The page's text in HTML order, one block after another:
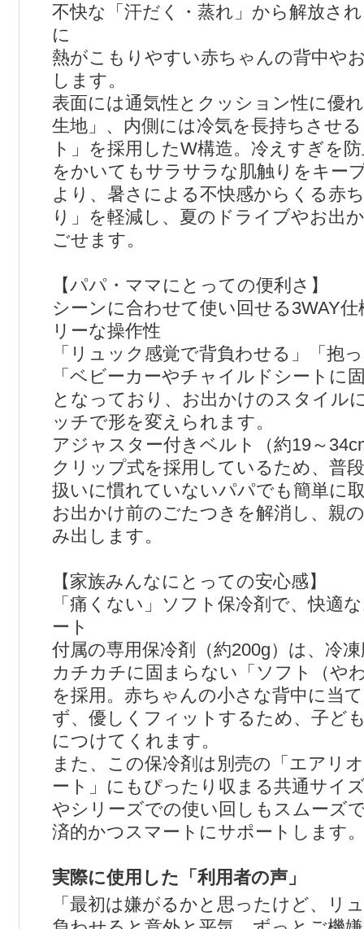
不快な「汗だく・蒸れ」から解放さ
に
熱がこもりやすい赤ちゃんの背中や
します。
表面には通気性とクッション性に優
生地」、内側には冷気を長持ちさせ
ト」を採用したW構造。冷えすぎを
をかいてもサラサラな肌触りをキー
より、暑さによる不快感からくる赤
り」を軽減し、夏のドライブやお出
ごせます。
【パパ・ママにとっての便利さ】
シーンに合わせて使い回せる3WAY
リーな操作性
「リュック感覚で背負わせる」「抱
「ベビーカーやチャイルドシートに
となっており、お出かけのスタイル
ッチで形を変えられます。
アジャスター付きベルト（約19～
クリップ式を採用しているため、普
扱いに慣れていないパパでも簡単に
お出かけ前のごたつきを解消し、親
み出します。
【家族みんなにとっての安心感】
「痛くない」ソフト保冷剤で、快適
ート
付属の専用保冷剤（約200g）は、冷
カチカチに固まらない「ソフト（や
を採用。赤ちゃんの小さな背中に当
ず、優しくフィットするため、子ど
につけてくれます。
また、この保冷剤は別売の「エアリ
ート」にもぴったり収まる共通サイ
やシリーズでの使い回しもスムーズ
済的かつスマートにサポートします
実際に使用した「利用者の声」
「最初は嫌がるかと思ったけど、リ